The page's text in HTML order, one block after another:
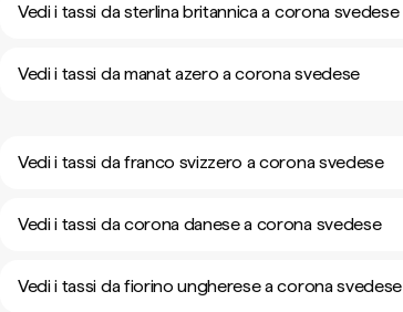
Vedi i tassi da sterlina britannica a corona svedese
Vedi i tassi da manat azero a corona svedese
Vedi i tassi da franco svizzero a corona svedese
Vedi i tassi da corona danese a corona svedese
Vedi i tassi da fiorino ungherese a corona svedese